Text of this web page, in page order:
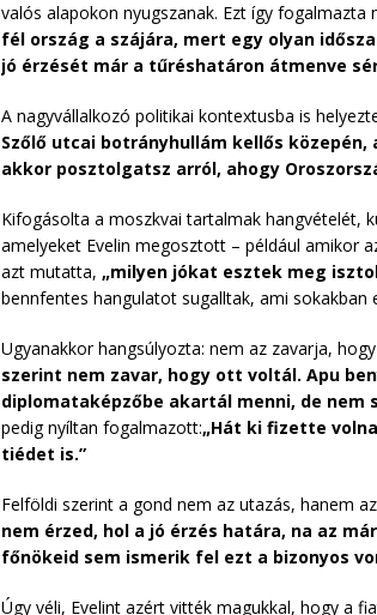
valós alapokon nyugszanak. Ezt így fogalmazta
fél ország a szájára, mert egy olyan
jó érzését már a tűréshatáron átmenve
A nagyvállalkozó politikai kontextusba is
Szőlő utcai botrányhullám kellős
akkor posztolgatsz arról, ahogy
Kifogásolta a moszkvai tartalmak hangvételét,
amelyeket Evelin megosztott – például amikor
azt mutatta, „milyen jókat esztek meg
bennfentes hangulatot sugalltak, ami sokakban
Ugyanakkor hangsúlyozta: nem az zavarja,
szerint nem zavar, hogy ott voltál. Apu
diplomataképzőbe akartál menni, de
pedig nyíltan fogalmazott:„Hát ki fizette
tiédet is.”
Felföldi szerint a gond nem az utazás, hanem
nem érzed, hol a jó érzés határa, na az
főnökeid sem ismerik fel ezt a bizonyos
Úgy véli, Evelint azért vitték magukkal, hogy a